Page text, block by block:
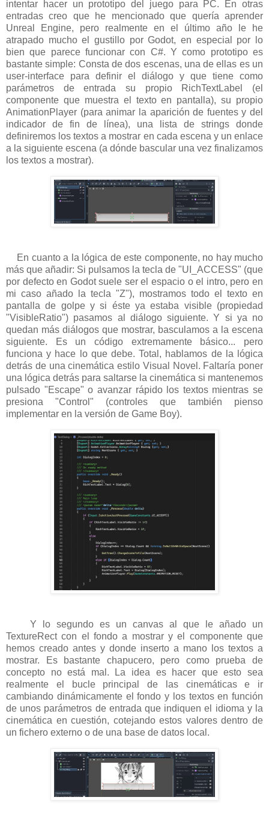
intentar hacer un prototipo del juego para PC. En otras
entradas creo que he mencionado que quería aprender
Unreal Engine, pero realmente en el último año le he
atrapado mucho el gustillo por Godot, en especial por lo
bien que parece funcionar con C#. Y como prototipo es
bastante simple: Consta de dos escenas, una de ellas es un
user-interface para definir el diálogo y que tiene como
parámetros de entrada su propio RichTextLabel (el
componente que muestra el texto en pantalla), su propio
AnimationPlayer (para animar la aparición de fuentes y del
indicador de fin de línea), una lista de strings donde
definiremos los textos a mostrar en cada escena y un enlace
a la siguiente escena (a dónde bascular una vez finalizamos
los textos a mostrar).
En cuanto a la lógica de este componente, no hay mucho
más que añadir: Si pulsamos la tecla de "UI_ACCESS" (que
por defecto en Godot suele ser el espacio o el intro, pero en
mi caso añado la tecla "Z"), mostramos todo el texto en
pantalla de golpe y si éste ya estaba visible (propiedad
"VisibleRatio") pasamos al diálogo siguiente. Y si ya no
quedan más diálogos que mostrar, basculamos a la escena
siguiente. Es un código extremamente básico... pero
funciona y hace lo que debe. Total, hablamos de la lógica
detrás de una cinemática estilo Visual Novel. Faltaría poner
una lógica detrás para saltarse la cinemática si mantenemos
pulsado "Escape" o avanzar rápido los textos mientras se
presiona "Control" (controles que también pienso
implementar en la versión de Game Boy).
Y lo segundo es un canvas al que le añado un
TextureRect con el fondo a mostrar y el componente que
hemos creado antes y donde inserto a mano los textos a
mostrar. Es bastante chapucero, pero como prueba de
concepto no está mal. La idea es hacer que esto sea
realmente el bucle principal de las cinemáticas e ir
cambiando dinámicamente el fondo y los textos en función
de unos parámetros de entrada que indiquen el idioma y la
cinemática en cuestión, cotejando estos valores dentro de
un fichero externo o de una base de datos local.